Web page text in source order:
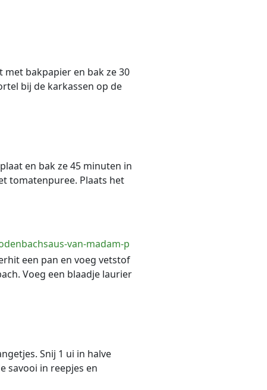
met bakpapier en bak ze 30
bij de karkassen op de
en bak ze 45 minuten in
tomatenpuree. Plaats het
van-madam-p
een pan en voeg vetstof
Voeg een blaadje laurier
Snij 1 ui in halve
savooi in reepjes en